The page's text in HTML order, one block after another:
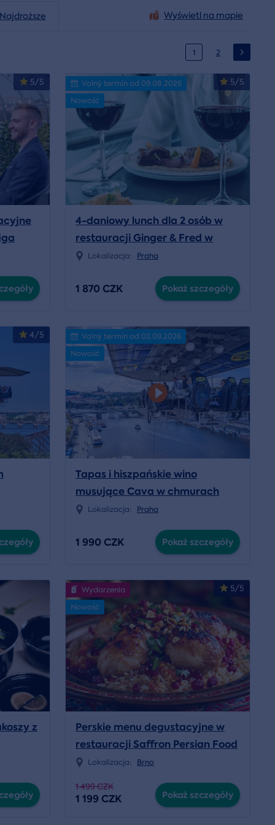
Wyświetl na mapie
Najdroższe
1 2
5/5 5/5
Volný termín od 09.08.2026
Nowość
4-daniowy lunch dla 2 osób w
restauracji Ginger & Fred w
Tańczącym Domu
Lokalizacja: Praha
1 870 CZK Pokaż szczegóły
4/5
Volný termín od 03.09.2026
Nowość
Tapas i hiszpańskie wino
musujące Cava w chmurach
nad Pragą
Lokalizacja: Praha
1 990 CZK Pokaż szczegóły
z
5/5
Wydarzenia
Nowość
Perskie menu degustacyjne w
restauracji Saffron Persian Food
Lokalizacja: Brno
1 499 CZK
1 199 CZK Pokaż szczegóły